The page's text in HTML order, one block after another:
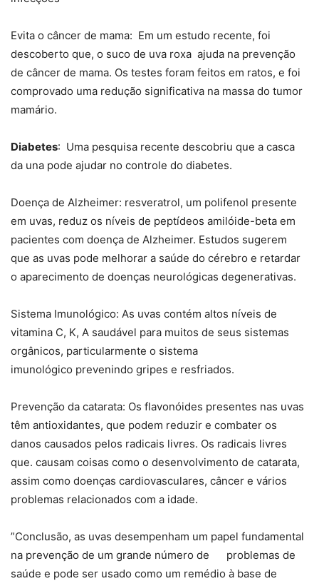
Evita o câncer de mama: Em um estudo recente, foi
descoberto que, o suco de uva roxa ajuda na prevenção
de câncer de mama. Os testes foram feitos em ratos, e foi
comprovado uma redução significativa na massa do tumor
mamário.
Diabetes: Uma pesquisa recente descobriu que a casca
da una pode ajudar no controle do diabetes.
Doença de Alzheimer: resveratrol, um polifenol presente
em uvas, reduz os níveis de peptídeos amilóide-beta em
pacientes com doença de Alzheimer. Estudos sugerem
que as uvas pode melhorar a saúde do cérebro e retardar
o aparecimento de doenças neurológicas degenerativas.
Sistema Imunológico: As uvas contém altos níveis de
vitamina C, K, A saudável para muitos de seus sistemas
orgânicos, particularmente o sistema
imunológico prevenindo gripes e resfriados.
Prevenção da catarata: Os flavonóides presentes nas uvas
têm antioxidantes, que podem reduzir e combater os
danos causados ​​pelos radicais livres. Os radicais livres
que. causam coisas como o desenvolvimento de catarata,
assim como doenças cardiovasculares, câncer e vários
problemas relacionados com a idade.
”Conclusão, as uvas desempenham um papel fundamental
na prevenção de um grande número de problemas de
saúde e pode ser usado como um remédio à base de